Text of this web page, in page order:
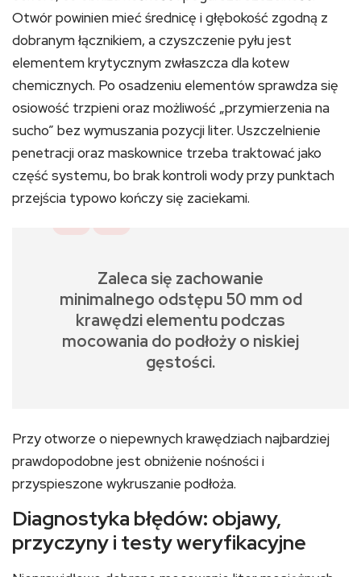
Otwór powinien mieć średnicę i głębokość zgodną z
dobranym łącznikiem, a czyszczenie pyłu jest
elementem krytycznym zwłaszcza dla kotew
chemicznych. Po osadzeniu elementów sprawdza się
osiowość trzpieni oraz możliwość „przymierzenia na
sucho” bez wymuszania pozycji liter. Uszczelnienie
penetracji oraz maskownice trzeba traktować jako
część systemu, bo brak kontroli wody przy punktach
przejścia typowo kończy się zaciekami.
Zaleca się zachowanie
minimalnego odstępu 50 mm od
krawędzi elementu podczas
mocowania do podłoży o niskiej
gęstości.
Przy otworze o niepewnych krawędziach najbardziej
prawdopodobne jest obniżenie nośności i
przyspieszone wykruszanie podłoża.
Diagnostyka błędów: objawy,
przyczyny i testy weryfikacyjne